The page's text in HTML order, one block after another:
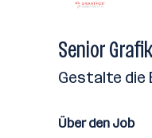
Senior
Gestalte die
Über den Job